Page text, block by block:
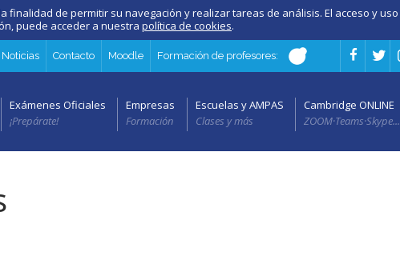
finalidad de permitir su navegación y realizar tareas de análisis. El acceso y uso
puede acceder a nuestra política de cookies.
Noticias Contacto Moodle Formación de profesores:
Exámenes Oficiales
¡Prepárate!
Empresas
Formación
Escuelas y AMPAS
Clases y más
Cambridge ONLINE
ZOOM·Teams·Skype...